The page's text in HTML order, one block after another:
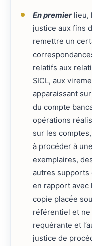
En premierlieu,
justice aux fins
remettre un
relatifs aux
SICL, aux
apparaissant
du compte
opérations
sur les
à procéder à
exemplaires,
autres supports
en rapport avec
copie placée
référentiel et ne
requérante et
justice de